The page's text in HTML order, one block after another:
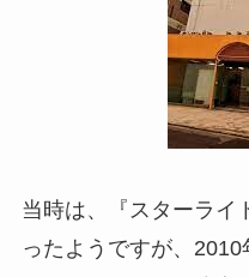
当時は、『スターライ
ったようですが、